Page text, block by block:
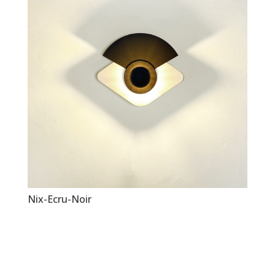
Nix-Ecru-Noir